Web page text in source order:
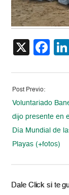
X
Post Previo:
Voluntariado
dijo presente en
Día Mundial de
Playas (+fotos)
Dale Click si te